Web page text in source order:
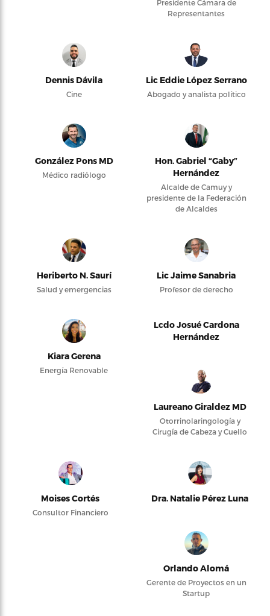
Presidente Cámara de
Representantes
Dennis Dávila
Cine
Lic Eddie López Serrano
Abogado y analista político
González Pons MD
Médico radiólogo
Hon. Gabriel “Gaby”
Hernández
Alcalde de Camuy y
presidente de la Federación
de Alcaldes
Heriberto N. Saurí
Salud y emergencias
Lic Jaime Sanabria
Profesor de derecho
Kiara Gerena
Energía Renovable
Lcdo Josué Cardona
Hernández
Laureano Giraldez MD
Otorrinolaringología y
Cirugía de Cabeza y Cuello
Moises Cortés
Consultor Financiero
Dra. Natalie Pérez Luna
Orlando Alomá
Gerente de Proyectos en un
Startup